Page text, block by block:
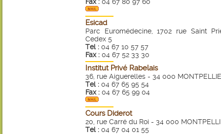
Esicad
Parc Euromédecine, 1702 rue Saint
Cedex 5
Tel : 04 67 10 57 57
Fax : 04 67 52 33 30
Institut Privé Rabelais
36, rue Aiguerelles - 34 000
Tel : 04 67 65 95 54
Fax : 04 67 65 99 04
Cours Diderot
20, rue Carré du Roi - 34 000
Tel : 04 67 04 01 55